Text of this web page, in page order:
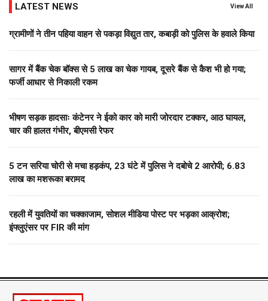
LATEST NEWS View All
ग्रामीणों ने तीन पहिया वाहन से पकड़ा विद्युत तार, कबाड़ी को पुलिस के हवाले किया
सागर में बैंक चेक बॉक्स से 5 लाख का चेक गायब, दूसरे बैंक से कैश भी हो गया;
फर्जी आधार से निकाली रकम
भीषण सड़क हादसाः कंटेनर ने ईको कार को मारी जोरदार टक्कर, आठ घायल,
चार की हालत गंभीर, बीएमसी रेफर
5 टन सरिया चोरी से मचा हड़कंप, 23 घंटे में पुलिस ने दबोचे 2 आरोपी; 6.83
लाख का मशरूका बरामद
रहली में युवतियों का चक्काजाम, सोशल मीडिया पोस्ट पर भड़का आक्रोश;
इंफ्लुएंसर पर FIR की मांग